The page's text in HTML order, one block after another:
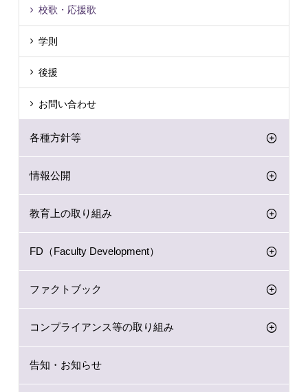
校歌・応援歌
学則
後援
お問い合わせ
各種方針等
情報公開
教育上の取り組み
FD（Faculty Development）
ファクトブック
コンプライアンス等の取り組み
告知・お知らせ